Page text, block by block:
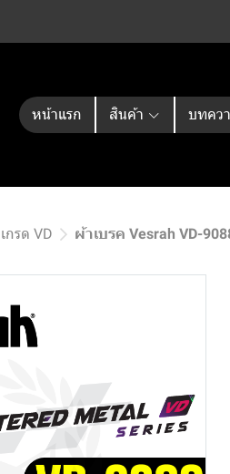
หน้าแรก สินค้า บทคว
กรด VD ผ้าเบรค Vesrah VD-